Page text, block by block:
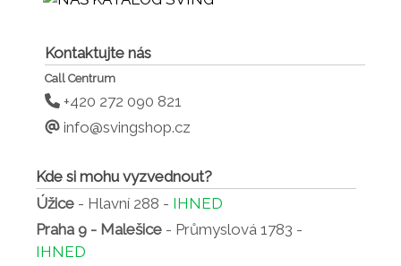
Kontaktujte nás
Call Centrum
+420 272 090 821
info@svingshop.cz
Kde si mohu vyzvednout?
Úžice - Hlavní 288 - IHNED
Praha 9 - Malešice - Průmyslová 1783 -
IHNED